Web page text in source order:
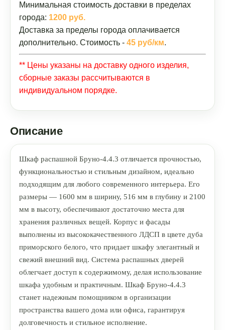
Минимальная стоимость доставки в пределах
города: 1200 руб.
Доставка за пределы города оплачивается
дополнительно. Стоимость - 45 руб/км.
** Цены указаны на доставку одного изделия,
сборные заказы рассчитываются в
индивидуальном порядке.
Описание
Шкаф распашной Бруно-4.4.3 отличается прочностью,
функциональностью и стильным дизайном, идеально
подходящим для любого современного интерьера. Его
размеры — 1600 мм в ширину, 516 мм в глубину и 2100
мм в высоту, обеспечивают достаточно места для
хранения различных вещей. Корпус и фасады
выполнены из высококачественного ЛДСП в цвете дуба
приморского белого, что придает шкафу элегантный и
свежий внешний вид. Система распашных дверей
облегчает доступ к содержимому, делая использование
шкафа удобным и практичным. Шкаф Бруно-4.4.3
станет надежным помощником в организации
пространства вашего дома или офиса, гарантируя
долговечность и стильное исполнение.